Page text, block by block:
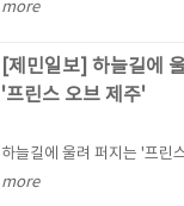
more
[제민일보] 하늘길에
'프린스 오브 제주'
하늘길에 울려 퍼지는 '프린
more